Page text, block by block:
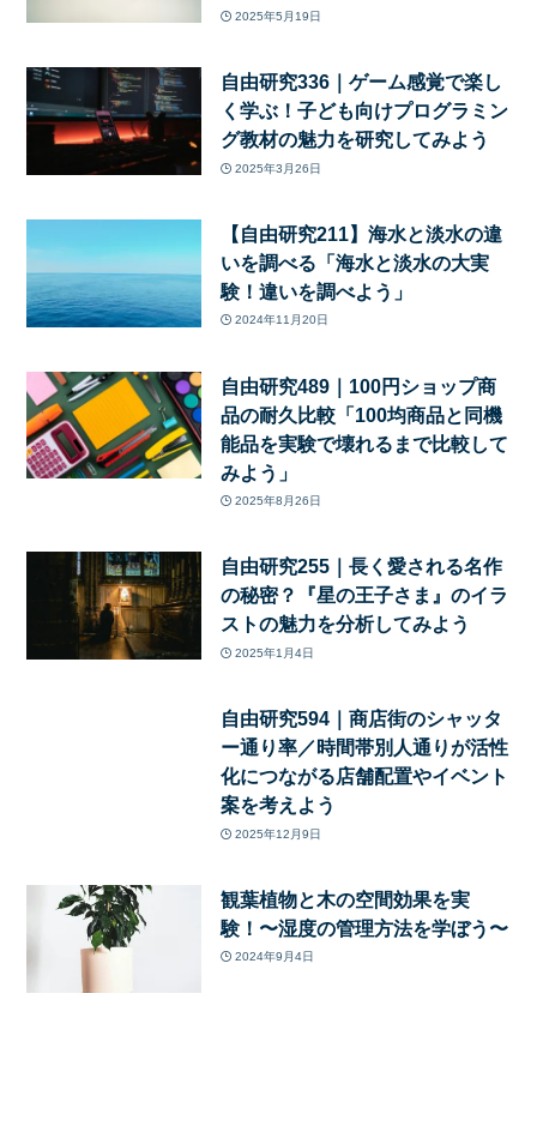
2025年5月19日
自由研究336｜ゲーム感覚で楽し
く学ぶ！子ども向けプログラミン
グ教材の魅力を研究してみよう
2025年3月26日
【自由研究211】海水と淡水の違
いを調べる「海水と淡水の大実
験！違いを調べよう」
2024年11月20日
自由研究489｜100円ショップ商
品の耐久比較「100均商品と同機
能品を実験で壊れるまで比較して
みよう」
2025年8月26日
自由研究255｜長く愛される名作
の秘密？『星の王子さま』のイラ
ストの魅力を分析してみよう
2025年1月4日
自由研究594｜商店街のシャッタ
ー通り率／時間帯別人通りが活性
化につながる店舗配置やイベント
案を考えよう
2025年12月9日
観葉植物と木の空間効果を実
験！〜湿度の管理方法を学ぼう〜
2024年9月4日